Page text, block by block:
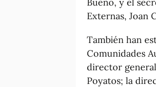
Externas, Joan
También han
Comunidades
director
Poyatos; la